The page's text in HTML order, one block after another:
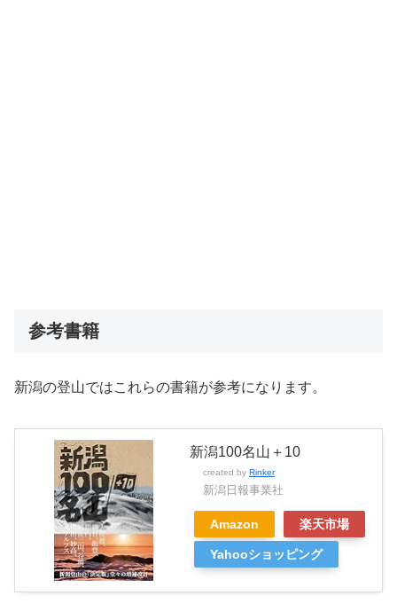
参考書籍
新潟の登山ではこれらの書籍が参考になります。
新潟100名山＋10
created by Rinker
新潟日報事業社
Amazon 楽天市場
Yahooショッピング